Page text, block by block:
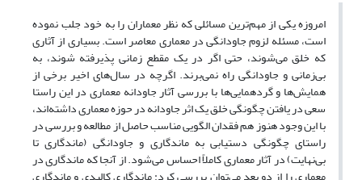
امروزه یکی از مهم‌ترین مسائلی که نظر معماران را به خود جلب نموده
است، مسئله لزوم جاودانگی در معماری معاصر است. بسیاری از آثاری
که خلق می‌شوند، حتی اگر در یک مقطع زمانی پذیرفته شوند، به
بی‌زمانی و جاودانگی راه نمی‌برند. اگرچه در سال‌های اخیر برخی از
همایش‌ها و گردهمایی‌ها با بررسی آثار جاودانه معماری در این راستا
سعی در یافتن چگونگی خلق یک اثر جاودانه در حوزه معماری داشته‌اند،
با این وجود هنوز هم فقدان الگویی مناسب حاصل از مطالعه و بررسی در
راستای چگونگی دستیابی به ماندگاری و جاودانگی (ماندگاری تا
بی‌نهایت) در آثار معماری کاملاً احساس می‌شود. از آنجا که ماندگاری در